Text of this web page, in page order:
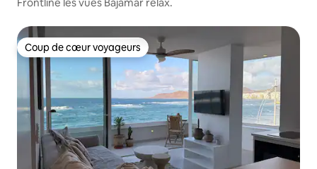
Coup de cœur voyageurs
Coup de cœur voyageurs